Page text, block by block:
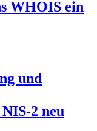
WHOIS ein
und
2 neu